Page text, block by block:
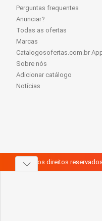
Perguntas frequentes
Anunciar?
Todas as ofertas
Marcas
Catalogosofertas.com.br
Sobre nós
Adicionar catálogo
Notícias
Todos os direitos